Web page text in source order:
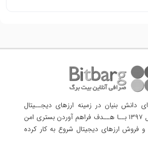
دانش بنیان در زمینه ارزهای دیجــیتال
بستری امن
فروش ارزهای دیجیتال شروع به کار کرده